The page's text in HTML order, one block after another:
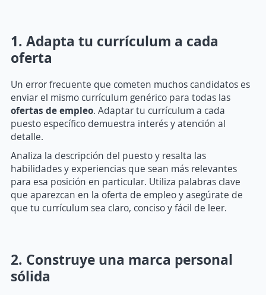
1. Adapta tu currículum a cada
oferta
Un error frecuente que cometen muchos candidatos es
enviar el mismo currículum genérico para todas las
ofertas de empleo. Adaptar tu currículum a cada
puesto específico demuestra interés y atención al
detalle.
Analiza la descripción del puesto y resalta las
habilidades y experiencias que sean más relevantes
para esa posición en particular. Utiliza palabras clave
que aparezcan en la oferta de empleo y asegúrate de
que tu currículum sea claro, conciso y fácil de leer.
2. Construye una marca personal
sólida